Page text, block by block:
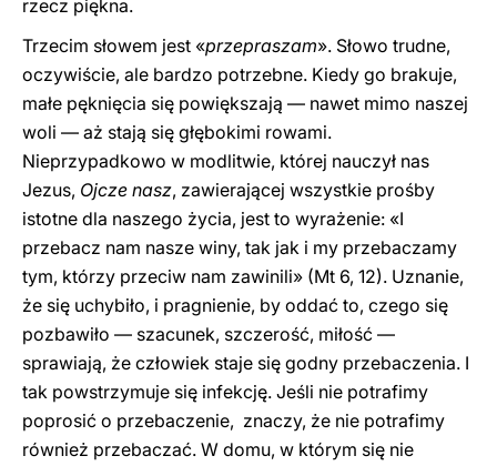
rzecz piękna.
Trzecim słowem jest «przepraszam». Słowo trudne,
oczywiście, ale bardzo potrzebne. Kiedy go brakuje,
małe pęknięcia się powiększają — nawet mimo naszej
woli — aż stają się głębokimi rowami.
Nieprzypadkowo w modlitwie, której nauczył nas
Jezus, Ojcze nasz, zawierającej wszystkie prośby
istotne dla naszego życia, jest to wyrażenie: «I
przebacz nam nasze winy, tak jak i my przebaczamy
tym, którzy przeciw nam zawinili» (Mt 6, 12). Uznanie,
że się uchybiło, i pragnienie, by oddać to, czego się
pozbawiło — szacunek, szczerość, miłość —
sprawiają, że człowiek staje się godny przebaczenia. I
tak powstrzymuje się infekcję. Jeśli nie potrafimy
poprosić o przebaczenie, znaczy, że nie potrafimy
również przebaczać. W domu, w którym się nie